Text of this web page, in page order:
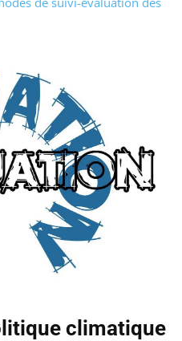
climatique